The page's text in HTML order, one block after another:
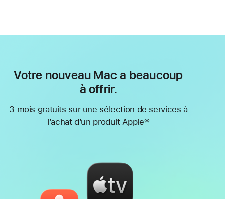
Votre nouveau Mac a beaucoup
à offrir.
3 mois gratuits sur une sélection de services à
l’achat d’un produit Apple◊◊